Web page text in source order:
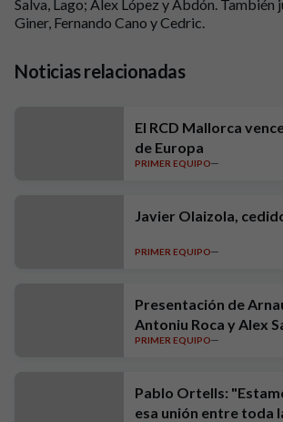
Salva, Lago; Àlex López y Abdón. También
Giner, Fernando Cano y Cedric.
Noticias relacionadas
El RCD Mallorca
de Europa
PRIMER EQUIPO
Javier Olaizola,
PRIMER EQUIPO
Presentación de
Antoniu Roca y Alex
PRIMER EQUIPO
Pablo Ortells:
esa unión entre toda